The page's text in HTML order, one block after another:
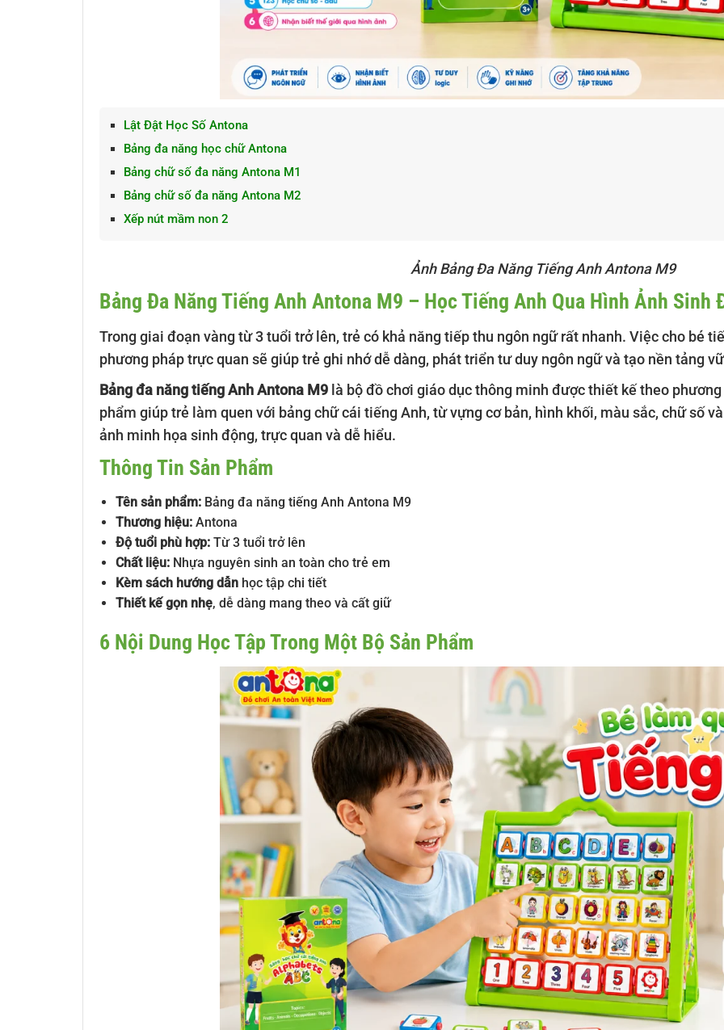
Lật Đật Học Số Antona
Bảng đa năng học chữ Antona
Bảng chữ số đa năng Antona M1
Bảng chữ số đa năng Antona M2
Xếp nút mầm non 2
Ảnh Bảng Đa Năng Tiếng Anh Antona M9
Bảng Đa Năng Tiếng Anh Antona M9 – Học Tiếng Anh Qua Hình Ảnh Sinh
Trong giai đoạn vàng từ 3 tuổi trở lên, trẻ có khả năng tiếp thu ngôn ngữ rất nhanh. Việc cho bé
phương pháp trực quan sẽ giúp trẻ ghi nhớ dễ dàng, phát triển tư duy ngôn ngữ và tạo nền tảng
Bảng đa năng tiếng Anh Antona M9 là bộ đồ chơi giáo dục thông minh được thiết kế theo
phẩm giúp trẻ làm quen với bảng chữ cái tiếng Anh, từ vựng cơ bản, hình khối, màu sắc, chữ số
ảnh minh họa sinh động, trực quan và dễ hiểu.
Thông Tin Sản Phẩm
Tên sản phẩm: Bảng đa năng tiếng Anh Antona M9
Thương hiệu: Antona
Độ tuổi phù hợp: Từ 3 tuổi trở lên
Chất liệu: Nhựa nguyên sinh an toàn cho trẻ em
Kèm sách hướng dẫn học tập chi tiết
Thiết kế gọn nhẹ, dễ dàng mang theo và cất giữ
6 Nội Dung Học Tập Trong Một Bộ Sản Phẩm